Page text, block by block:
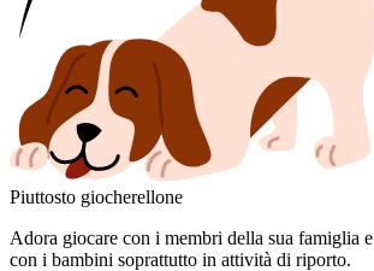
Piuttosto giocherellone
Adora giocare con i membri della sua famiglia e
con i bambini soprattutto in attività di riporto.